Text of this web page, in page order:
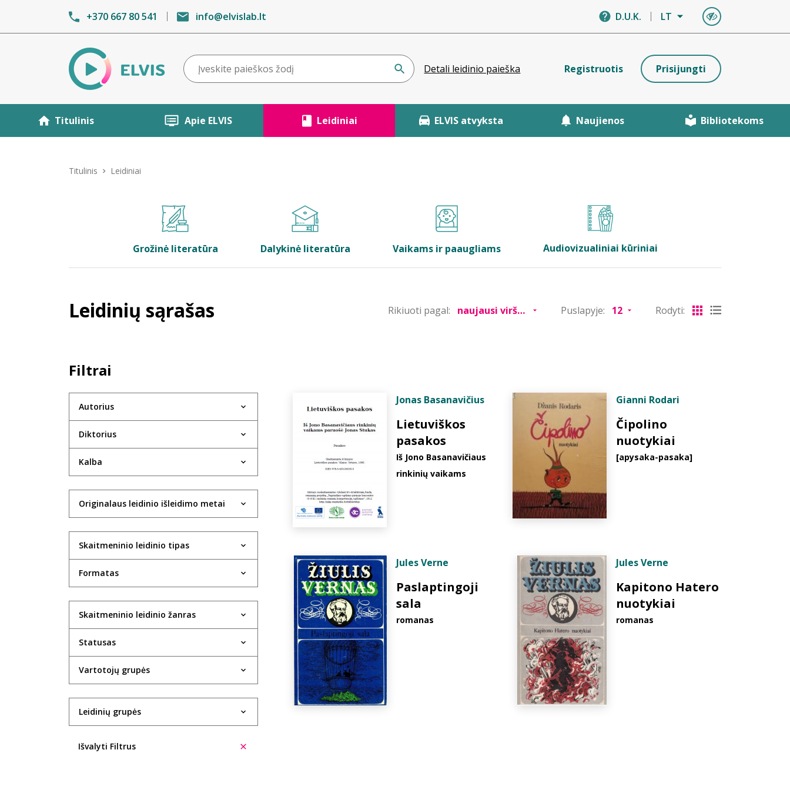
+370 667 80 541 info@elvislab.lt D.U.K. LT
Detali leidinio paieška Registruotis Prisijungti
Titulinis Apie ELVIS Leidiniai ELVIS atvyksta Naujienos Bibliotekoms
Titulinis Leidiniai
Grožinė literatūra Dalykinė literatūra Vaikams ir paaugliams Audiovizualiniai kūriniai
Leidinių sąrašas Rikiuoti pagal: Puslapyje: Rodyti:
Filtrai
Autorius
Diktorius
Kalba
Originalaus leidinio išleidimo metai
Skaitmeninio leidinio tipas
Formatas
Skaitmeninio leidinio žanras
Statusas
Vartotojų grupės
Leidinių grupės
Išvalyti Filtrus
Jonas Basanavičius
Lietuviškos
pasakos
Iš Jono Basanavičiaus
rinkinių vaikams
Gianni Rodari
Čipolino
nuotykiai
[apysaka-pasaka]
Jules Verne
Paslaptingoji
sala
romanas
Jules Verne
Kapitono Hatero
nuotykiai
romanas